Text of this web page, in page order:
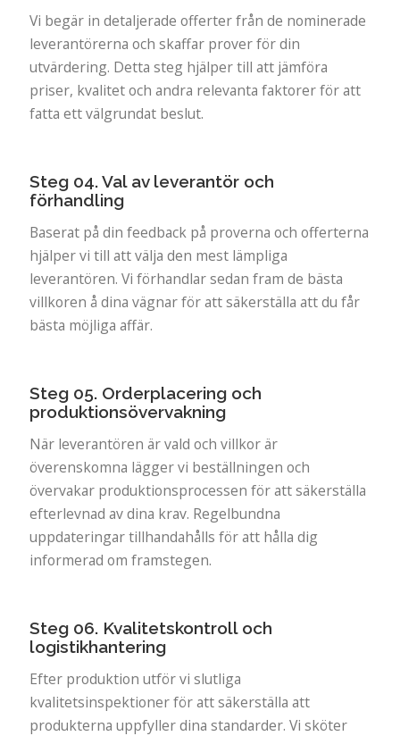
Vi begär in detaljerade offerter från de nominerade
leverantörerna och skaffar prover för din
utvärdering. Detta steg hjälper till att jämföra
priser, kvalitet och andra relevanta faktorer för att
fatta ett välgrundat beslut.
Steg 04. Val av leverantör och
förhandling
Baserat på din feedback på proverna och offerterna
hjälper vi till att välja den mest lämpliga
leverantören. Vi förhandlar sedan fram de bästa
villkoren å dina vägnar för att säkerställa att du får
bästa möjliga affär.
Steg 05. Orderplacering och
produktionsövervakning
När leverantören är vald och villkor är
överenskomna lägger vi beställningen och
övervakar produktionsprocessen för att säkerställa
efterlevnad av dina krav. Regelbundna
uppdateringar tillhandahålls för att hålla dig
informerad om framstegen.
Steg 06. Kvalitetskontroll och
logistikhantering
Efter produktion utför vi slutliga
kvalitetsinspektioner för att säkerställa att
produkterna uppfyller dina standarder. Vi sköter